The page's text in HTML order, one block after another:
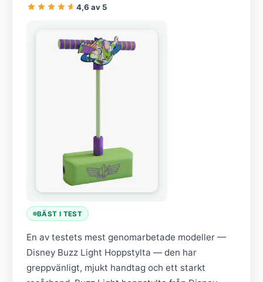
4,6 av 5
BÄST I TEST
En av testets mest genomarbetade modeller —
Disney Buzz Light Hoppstylta — den har
greppvänligt, mjukt handtag och ett starkt